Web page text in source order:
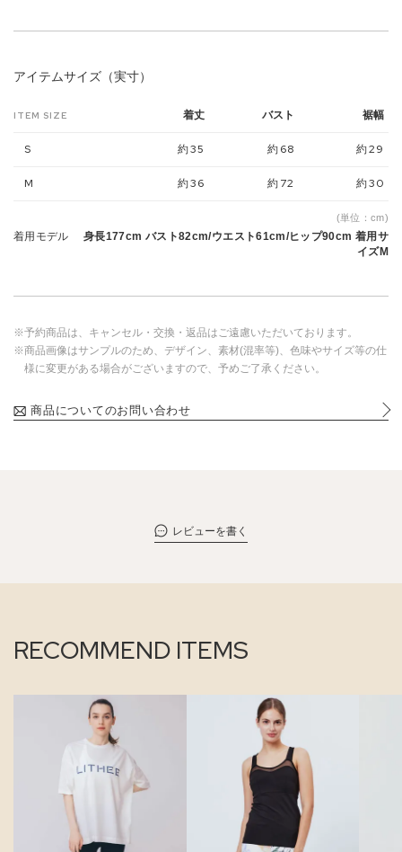
アイテムサイズ（実寸）
ITEM SIZE 着丈 バスト 裾幅
S 約35 約68 約29
M 約36 約72 約30
(単位：cm)
着用モデル
身長177cm バスト82cm/ウエスト61cm/ヒップ90cm 着用サ
イズM
※予約商品は、キャンセル・交換・返品はご遠慮いただいております。
※商品画像はサンプルのため、デザイン、素材(混率等)、色味やサイズ等の仕
様に変更がある場合がございますので、予めご了承ください。
商品についてのお問い合わせ
レビューを書く
RECOMMEND ITEMS